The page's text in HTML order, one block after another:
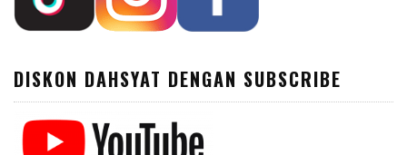
DISKON DAHSYAT DENGAN SUBSCRIBE